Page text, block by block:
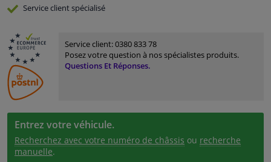
Serviceclient spécialisé
Service client:0380 833 78
Posez votre question à nos spécialistes produits.
Questions Et Réponses.
Entrez votre véhicule.
Recherchez avec votre numéro de châssis ou recherche
manuelle.